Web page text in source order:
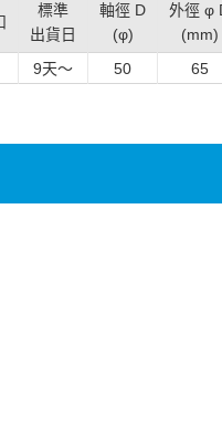
標準
出貨日
軸徑 D
(φ)
外徑 φ
(mm)
9天～ 50 65